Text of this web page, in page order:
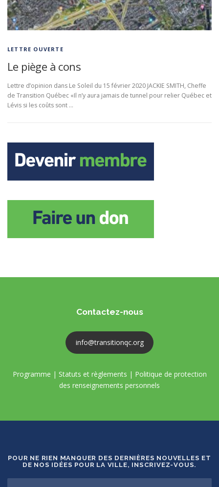
LETTRE OUVERTE
Le piège à cons
Lettre d’opinion dans Le Soleil du 15 février 2020 JACKIE SMITH, Cheffe
de Transition Québec «Il n’y aura jamais de tunnel pour relier Québec et
Lévis si les coûts sont …
Contactez-nous
info@transitionqc.org
Programme | Statuts et règlements | Politique de protection
des renseignements personnels
POUR NE RIEN MANQUER DES DERNIÈRES NOUVELLES ET
DE NOS IDÉES POUR LA VILLE, INSCRIVEZ-VOUS.